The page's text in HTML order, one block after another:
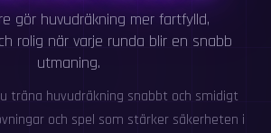
gör huvudräkning mer fartfylld,
rolig när varje runda blir en snabb
utmaning.
träna huvudräkning snabbt och smidigt
och spel som stärker säkerheten i